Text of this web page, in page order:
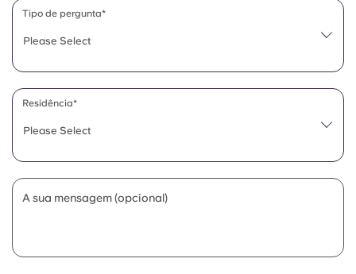
Please Select
Tipo de pergunta*
Please Select
Residência*
A sua mensagem (opcional)